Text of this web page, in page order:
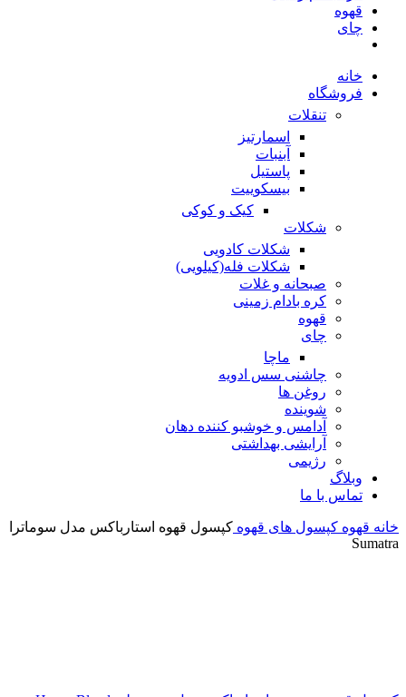
قهوه
چای
خانه
فروشگاه
تنقلات
اسمارتیز
آبنبات
پاستیل
بیسکوییت
کیک و کوکی
شکلات
شکلات کادویی
شکلات فله(کیلویی)
صبحانه و غلات
کره بادام زمینی
قهوه
چای
ماچا
چاشنی سس ادویه
روغن ها
شوینده
آدامس و خوشبو کننده دهان
آرایشی بهداشتی
رژیمی
وبلاگ
تماس با ما
خانه قهوه کپسول های قهوه کپسول قهوه استارباکس مدل سوماترا
Sumatra